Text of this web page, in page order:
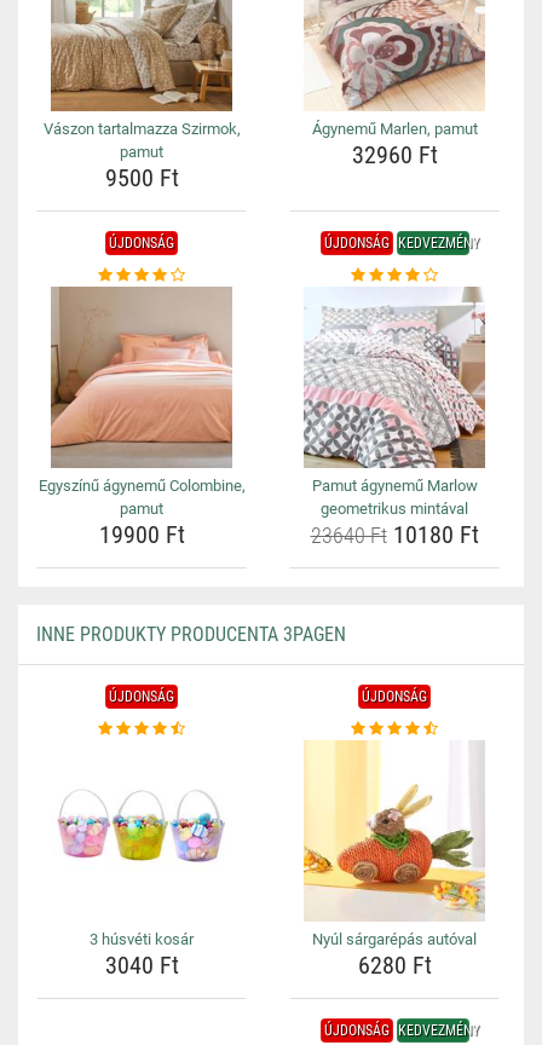
Vászon tartalmazza Szirmok,
pamut
9500 Ft
Ágynemű Marlen, pamut
32960 Ft
ÚJDONSÁG
Egyszínű ágynemű Colombine,
pamut
19900 Ft
ÚJDONSÁG KEDVEZMÉNY
Pamut ágynemű Marlow
geometrikus mintával
23640 Ft10180 Ft
INNE PRODUKTY PRODUCENTA 3PAGEN
ÚJDONSÁG
3 húsvéti kosár
3040 Ft
ÚJDONSÁG
Nyúl sárgarépás autóval
6280 Ft
ÚJDONSÁG KEDVEZMÉNY